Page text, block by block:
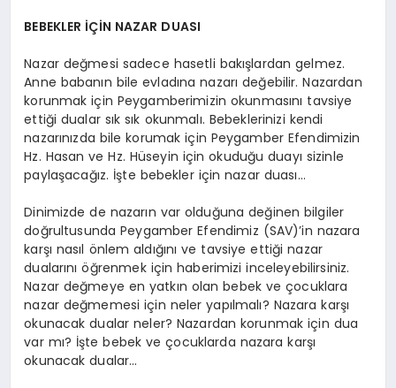
BEBEKLER İÇİN NAZAR DUASI
Nazar değmesi sadece hasetli bakışlardan gelmez.
Anne babanın bile evladına nazarı değebilir. Nazardan
korunmak için Peygamberimizin okunmasını tavsiye
ettiği dualar sık sık okunmalı. Bebeklerinizi kendi
nazarınızda bile korumak için Peygamber Efendimizin
Hz. Hasan ve Hz. Hüseyin için okuduğu duayı sizinle
paylaşacağız. İşte bebekler için nazar duası…
Dinimizde de nazarın var olduğuna değinen bilgiler
doğrultusunda Peygamber Efendimiz (SAV)’in nazara
karşı nasıl önlem aldığını ve tavsiye ettiği nazar
dualarını öğrenmek için haberimizi inceleyebilirsiniz.
Nazar değmeye en yatkın olan bebek ve çocuklara
nazar değmemesi için neler yapılmalı? Nazara karşı
okunacak dualar neler? Nazardan korunmak için dua
var mı? İşte bebek ve çocuklarda nazara karşı
okunacak dualar…